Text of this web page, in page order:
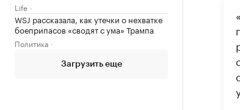
Life
WSJ рассказала, как утечки о нехватке
боеприпасов «сводят с ума» Трампа
Политика
Загрузить еще